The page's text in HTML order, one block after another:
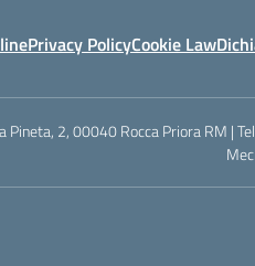
Privacy PolicyCookie Law
Pineta, 2, 00040 Rocca Priora RM